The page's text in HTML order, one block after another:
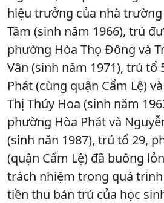
hiệu trưởng của nhà trường
Tâm (sinh năm 1966), trú
phường Hòa Thọ Đông và
Vân (sinh năm 1971), trú tổ
Phát (cùng quận Cẩm Lệ)
Thị Thúy Hoa (sinh năm
phường Hòa Phát và
(sinh năn 1987), trú tổ 29,
(quận Cẩm Lệ) đã buông
trách nhiệm trong quá
tiền thu bán trú của học